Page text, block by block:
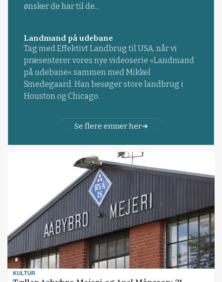
ønsker de har til de...
Landmand på udebane
Tag med Effektivt Landbrug til USA, når vi
præsenterer vores nye videoserie »Landmand
på udebane« sammen med Mikkel
Smedegaard. Han besøger store landbrug i
Houston og Chicago.
Se flere emner her
KULTUR